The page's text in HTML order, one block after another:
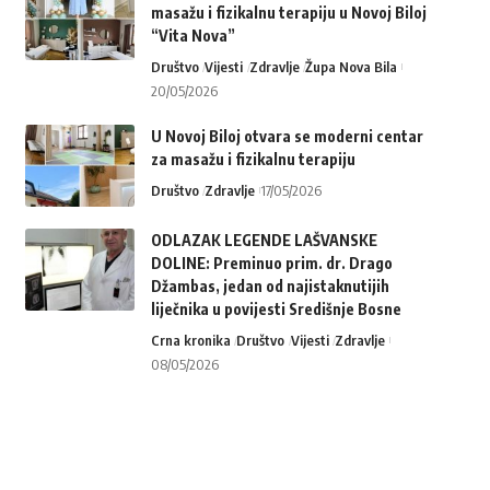
masažu i fizikalnu terapiju u Novoj Biloj
“Vita Nova”
Društvo Vijesti Zdravlje Župa Nova Bila
20/05/2026
U Novoj Biloj otvara se moderni centar
za masažu i fizikalnu terapiju
Društvo Zdravlje 17/05/2026
ODLAZAK LEGENDE LAŠVANSKE
DOLINE: Preminuo prim. dr. Drago
Džambas, jedan od najistaknutijih
liječnika u povijesti Središnje Bosne
Crna kronika Društvo Vijesti Zdravlje
08/05/2026